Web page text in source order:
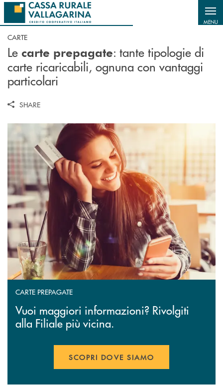
Salta al contenuto principale
MENU
CARTE
Le carte prepagate: tante tipologie di
carte ricaricabili, ognuna con vantaggi
particolari
SHARE
CARTE PREPAGATE
Vuoi maggiori informazioni? Rivolgiti
alla Filiale più vicina.
SCOPRI DOVE SIAMO